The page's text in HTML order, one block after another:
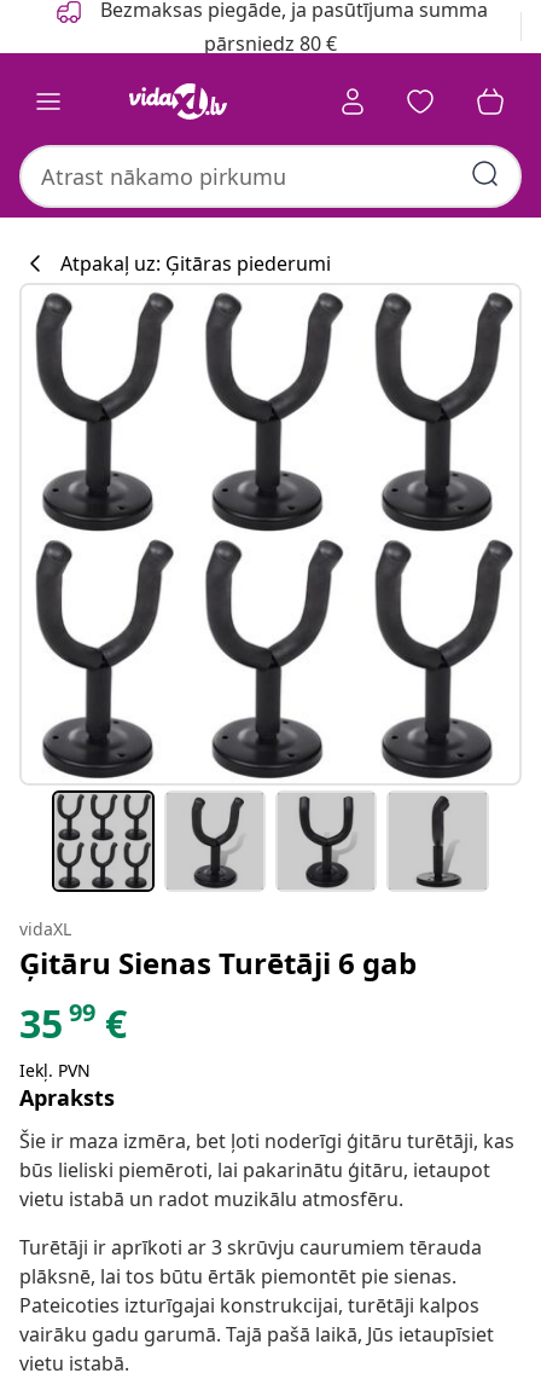
Bezmaksas piegāde, ja pasūtījuma summa
pārsniedz 80 €
Atpakaļ uz: Ģitāras piederumi
vidaXL
Ģitāru Sienas Turētāji 6 gab
35 99 €
Iekļ. PVN
Apraksts
Šie ir maza izmēra, bet ļoti noderīgi ģitāru turētāji, kas
būs lieliski piemēroti, lai pakarinātu ģitāru, ietaupot
vietu istabā un radot muzikālu atmosfēru.
Turētāji ir aprīkoti ar 3 skrūvju caurumiem tērauda
plāksnē, lai tos būtu ērtāk piemontēt pie sienas.
Pateicoties izturīgajai konstrukcijai, turētāji kalpos
vairāku gadu garumā. Tajā pašā laikā, Jūs ietaupīsiet
vietu istabā.